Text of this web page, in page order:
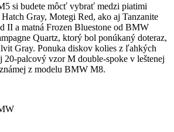
si budete môcť vybrať medzi piatimi
Gray, Motegi Red, ako aj Tanzanite
II a matná Frozen Bluestone od BMW
Quartz, ktorý bol ponúkaný doteraz,
Gray. Ponuka diskov kolies z ľahkých
20-palcový vzor M double-spoke v leštenej
z modelu BMW M8.